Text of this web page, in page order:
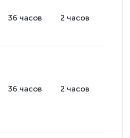
36 часов 2 часов
36 часов 2 часов